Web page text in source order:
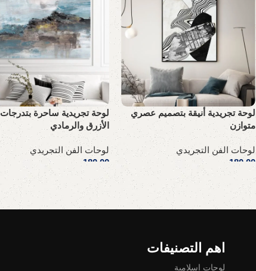
لوحة تجريدية أنيقة بتصميم عصري
متوازن
لوحات الفن التجريدي
180,00 ر.س
إضافة إلى السلة
لوحة تجريدية ساحرة بتدرجات
الأزرق والرمادي
لوحات الفن التجريدي
180,00
ر.س
إضافة إلى السلة
اهم التصنيفات
لوحات إسلامية